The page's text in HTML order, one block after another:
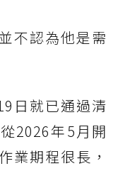
不認為他是需
日就已通過清
2026年5月開
業期程很長，